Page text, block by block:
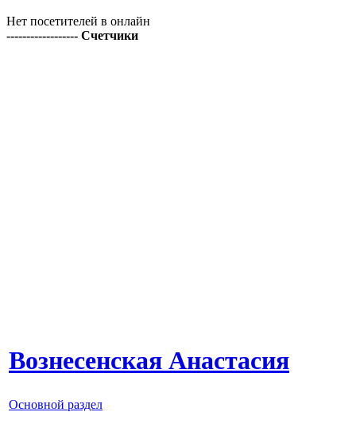
Нет посетителей в онлайн
------------------ Счетчики
Вознесенская Анастасия
Основной раздел